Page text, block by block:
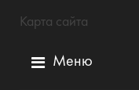
Карта сайта
Меню